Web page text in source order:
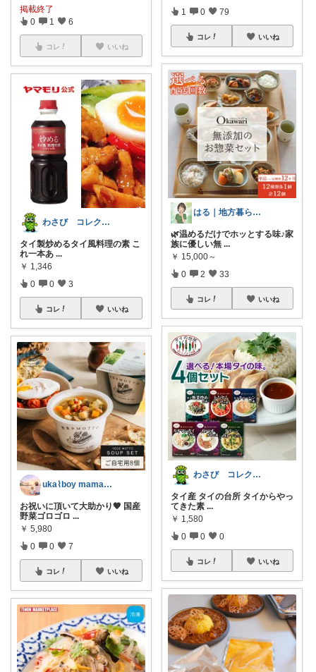
掲載終了
0 1 6
コレ いいね
わさび コレクションもご利用ください
タイ製炒めるタイ風料理の素 こ
れ一本あ ...
￥ 1,346
0 0 3
コレ いいね
uka⌇boy mama(2y)
お祝いに頂いて大助かり🧡 国産
野菜ゴロゴロ ...
￥ 5,980
0 0 7
コレ いいね
1 0 79
コレ いいね
はる｜地方暮らしママのゆるっと無添加
🌿温めるだけでホッとする味♪家
族に優しい無 ...
￥ 15,000～
0 2 33
コレ いいね
わさび コレクションもご利用ください
タイ産 タイの台所 タイからやっ
てきた素 ...
￥ 1,580
0 0 0
コレ いいね